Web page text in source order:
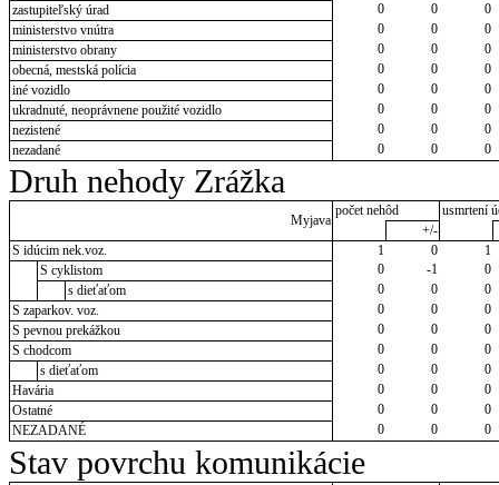
zastupiteľský úrad
0 0
0
ministerstvo vnútra
0 0
0
ministerstvo obrany
0 0
0
obecná, mestská polícia
0 0
0
iné vozidlo
0 0
0
ukradnuté, neoprávnene použité vozidlo
0 0
0
nezistené
0 0
0
nezadané
0 0 0
Druh nehody Zrážka
Myjava
počet nehôd
usmrtení
+/-
S idúcim nek.voz.
1 0
1
S cyklistom
0 -1
0
s dieťaťom
0 0
0
S zaparkov. voz.
0 0
0
S pevnou prekážkou
0 0
0
S chodcom
0 0
0
s dieťaťom
0 0
0
Havária
0 0
0
Ostatné
0 0
0
NEZADANÉ
0 0 0
Stav povrchu komunikácie